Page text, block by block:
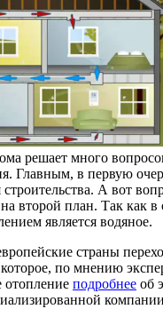
решает много
Главным, в первую
А вот
второй план. Так как в
является водяное.
страны
по мнению
отопление подробнее об